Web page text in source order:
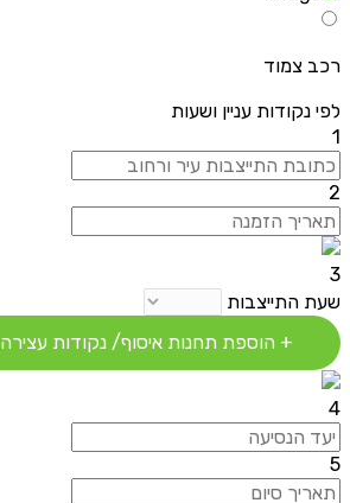
רכב צמוד
לפי נקודות עניין ושעות
1
2
3
שעת התייצבות
+ הוספת תחנות איסוף/ נקודות עצירה
4
5